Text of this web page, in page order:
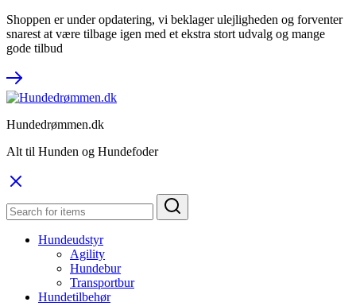
Shoppen er under opdatering, vi beklager ulejligheden og forventer
snarest at være tilbage igen med et ekstra stort udvalg og mange
gode tilbud
Hundedrømmen.dk
Alt til Hunden og Hundefoder
Hundeudstyr
Agility
Hundebur
Transportbur
Hundetilbehør